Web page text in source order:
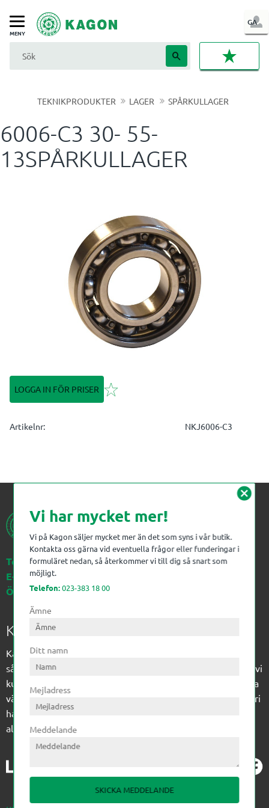
Meny
GA
IN
TEKNIKPRODUKTER LAGER SPÅRKULLAGER
6006-C3 30- 55-
13SPÅRKULLAGER
LOGGA IN FÖR PRISER Lägg till i favoriter
Artikelnr NKJ6006-C3
Telefon:023-383 18 00
E-post:kagon@kagon.se
Öppettider:Måndag-Fredag, 07-16
Kagon AB
Kagon har sedan 1972 levererat kompetens till
sågverksindustrin och övrig industri. Till träindustrin tillför vi
kunskap med optimeringslösningar från timmerplanen hela
vägen fram till paketering/emballering och till övrig industri
har vi ett komplement sortiment av teknikprodukter med
allt ifrån slangtillverkning till transmission och lager.
cancel
Vi har mycket mer!
Vi på Kagon säljer mycket mer än det som syns i vår butik.
Kontakta oss gärna vid eventuella frågor eller funderingar i
formuläret nedan, så återkommer vi till dig så snart som
möjligt.
Telefon:023-383 18 00
Ämne
Ditt namn
Mejladress
Meddelande
SKICKA MEDDELANDE